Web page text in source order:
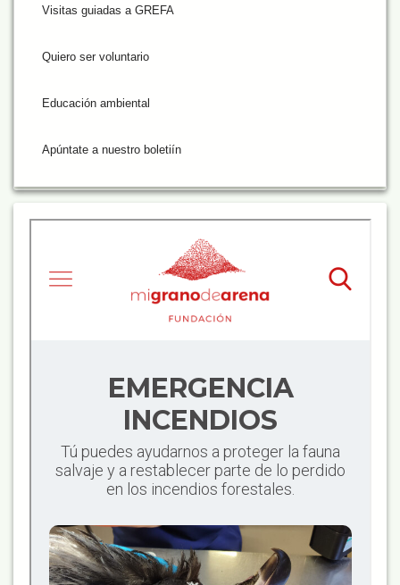
Visitas guiadas a GREFA
Quiero ser voluntario
Educación ambiental
Apúntate a nuestro boletiín